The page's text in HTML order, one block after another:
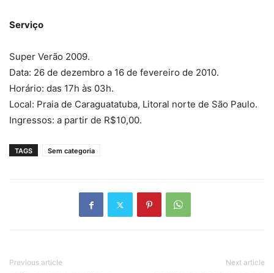
Serviço
Super Verão 2009.
Data: 26 de dezembro a 16 de fevereiro de 2010.
Horário: das 17h às 03h.
Local: Praia de Caraguatatuba, Litoral norte de São Paulo.
Ingressos: a partir de R$10,00.
TAGS Sem categoria
Previous article Next article